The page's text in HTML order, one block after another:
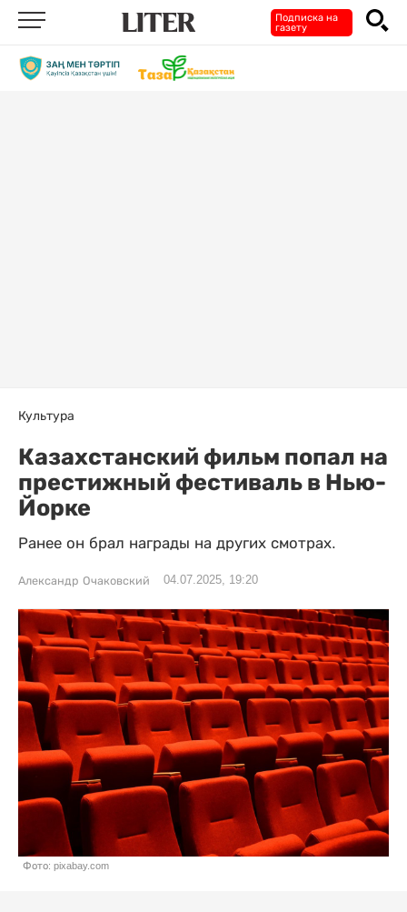
Подписка на
газету
Культура
Казахстанский фильм попал на
престижный фестиваль в Нью-
Йорке
Ранее он брал награды на других смотрах.
Александр Очаковский 04.07.2025, 19:20
Фото: pixabay.com